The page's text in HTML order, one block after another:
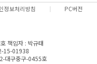
정보처리방침 PC버전
책임자 : 박규태
15-01938
대구중구-0455호